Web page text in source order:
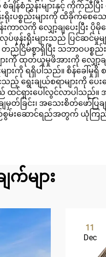
စံညွှန်းများနှင့် ကိုက်ညီပြီး
စည်းများကို ထိခိုက်စေသော
ကာလကို လျှော့ချပေးပြီး
ဖုန်းရိုးများသည် ပြင်ဆင်မှု
စွာရှိပြီး သဘာဝပစ္စည်း
ားကို ထုတ်ယူမှုဖိအားကို လျှော့ခ
းများကို ရရှိပါသည်။ စိန်ခ
ည့် ရွေးချယ်စရာများကို ပ
င်ရှားပေါ်လွင်လာပါသည်
၊ အသေးစိတ်ဖော်ပြချက်မ
မ်းဆောင်ရည်အတွက် ယုံကြည်
များ
11
Dec